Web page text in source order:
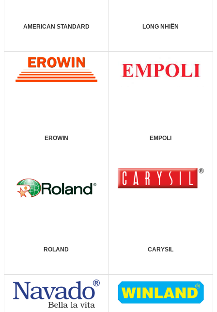
AMERICAN STANDARD LONG NHIÊN
EROWIN EMPOLI
ROLAND CARYSIL